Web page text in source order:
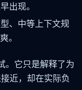
出现。
、中等上下文规
。
。它只是解释了为
近，却在实际负